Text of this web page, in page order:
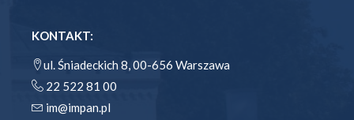
KONTAKT:
ul. Śniadeckich 8, 00-656 Warszawa
22 522 81 00
im@impan.pl